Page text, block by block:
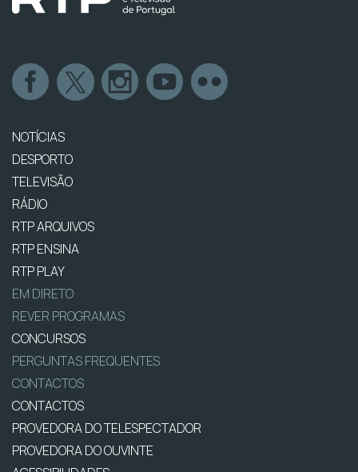
NOTÍCIAS
DESPORTO
TELEVISÃO
RÁDIO
RTP ARQUIVOS
RTP ENSINA
RTP PLAY
EM DIRETO
REVER PROGRAMAS
CONCURSOS
PERGUNTAS FREQUENTES
CONTACTOS
CONTACTOS
PROVEDORA DO TELESPECTADOR
PROVEDORA DO OUVINTE